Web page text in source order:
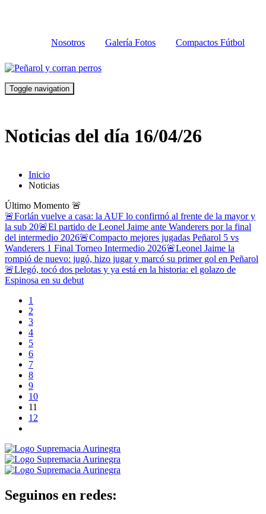
Nosotros Galería Fotos Compactos Fútbol
Toggle navigation
Noticias del día 16/04/26
Inicio
Noticias
Último Momento 🚨
🚨Forlán vuelve a casa: la AUF lo confirmó al frente de la mayor y
la sub 20🚨El partido de Leonel Jaime ante Wanderers por la final
del intermedio 2026🚨Compacto mejores jugadas Peñarol 5 vs
Wanderers 1 Final Torneo Intermedio 2026🚨Leonel Jaime la
rompió de nuevo: jugó, hizo jugar y marcó su primer gol en Peñarol
🚨Llegó, tocó dos pelotas y ya está en la historia: el golazo de
Espinosa en su debut
1
2
3
4
5
6
7
8
9
10
11
12
Seguinos en redes: